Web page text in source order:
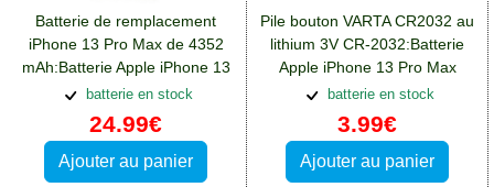
Batterie de remplacement
iPhone 13 Pro Max de 4352
mAh:Batterie Apple iPhone 13
Pro Max
batterie en stock
24.99€
Ajouter au panier
Pile bouton VARTA CR2032 au
lithium 3V CR-2032:Batterie
Apple iPhone 13 Pro Max
batterie en stock
3.99€
Ajouter au panier